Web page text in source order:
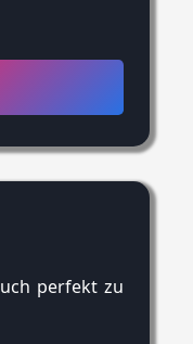
perfekt zu